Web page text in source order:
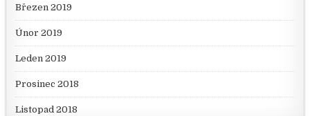
Březen 2019
Únor 2019
Leden 2019
Prosinec 2018
Listopad 2018